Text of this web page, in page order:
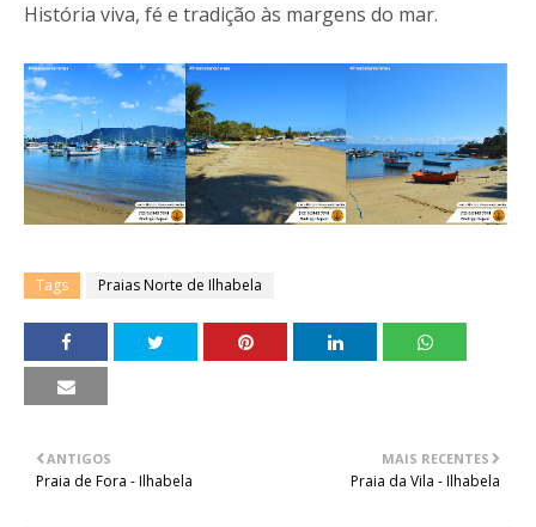
História viva, fé e tradição às margens do mar.
Tags Praias Norte de Ilhabela
MAIS RECENTES
Praia da Vila - Ilhabela
ANTIGOS
Praia de Fora - Ilhabela